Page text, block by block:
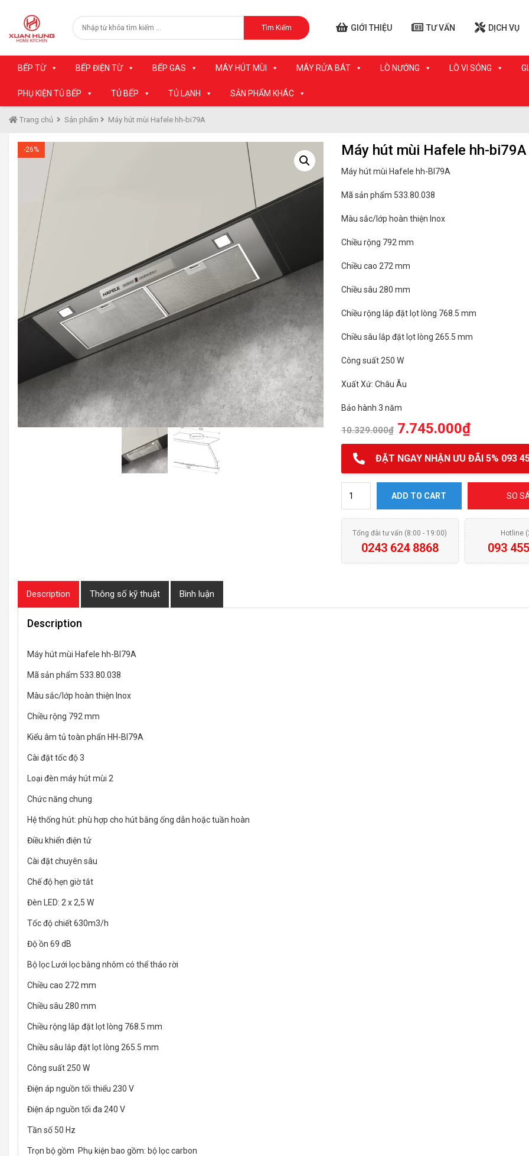
Tìm Kiếm GIỚI THIỆU TƯ VẤN DỊCH VỤ
BẾP TỪ BẾP ĐIỆN TỪ BẾP GAS MÁY HÚT MÙI MÁY RỬA BÁT LÒ NƯỚNG LÒ VI SÓNG
PHỤ KIỆN TỦ BẾP TỦ BẾP TỦ LẠNH SẢN PHẨM KHÁC
Trang chủ Sản phẩm Máy hút mùi Hafele hh-bi79A
-26% Máy hút mùi Hafele hh-bi79A
Máy hút mùi Hafele hh-BI79A
Mã sản phẩm 533.80.038
Màu sắc/lớp hoàn thiện Inox
Chiều rộng 792 mm
Chiều cao 272 mm
Chiều sâu 280 mm
Chiều rộng lắp đặt lọt lòng 768.5 mm
Chiều sâu lắp đặt lọt lòng 265.5 mm
Công suất 250 W
Xuất Xứ: Châu Âu
Bảo hành 3 năm
10.329.000₫ 7.745.000₫
ĐẶT NGAY NHẬN ƯU ĐÃI 5% 093
ADD TO CART SO
Tổng đài tư vấn (8:00 - 19:00)
0243 624 8868
Hotline
093
Description Thông số kỹ thuật Bình luận
Description
Máy hút mùi Hafele hh-BI79A
Mã sản phẩm 533.80.038
Màu sắc/lớp hoàn thiện Inox
Chiều rộng 792 mm
Kiểu âm tủ toàn phẩn HH-BI79A
Cài đặt tốc độ 3
Loại đèn máy hút mùi 2
Chức năng chung
Hệ thống hút: phù hợp cho hút bằng ống dẫn hoặc tuần hoàn
Điều khiển điện tử
Cài đặt chuyên sâu
Chế độ hẹn giờ tắt
Đèn LED: 2 x 2,5 W
Tốc độ chiết 630m3/h
Độ ồn 69 dB
Bộ lọc Lưới lọc bằng nhôm có thể tháo rời
Chiều cao 272 mm
Chiều sâu 280 mm
Chiều rộng lắp đặt lọt lòng 768.5 mm
Chiều sâu lắp đặt lọt lòng 265.5 mm
Công suất 250 W
Điện áp nguồn tối thiểu 230 V
Điện áp nguồn tối đa 240 V
Tần số 50 Hz
Trọn bộ gồm Phụ kiện bao gồm: bộ lọc carbon